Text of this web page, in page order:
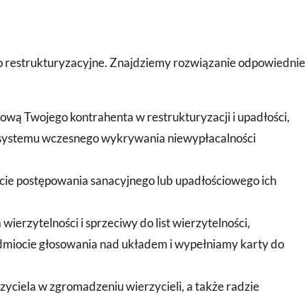
restrukturyzacyjne. Znajdziemy rozwiązanie odpowiednie
Twojego kontrahenta w restrukturyzacji i upadłości,
wczesnego wykrywania niewypłacalności
postępowania sanacyjnego lub upadłościowego ich
wierzytelności i sprzeciwy do list wierzytelności,
głosowania nad układem i wypełniamy karty do
w zgromadzeniu wierzycieli, a także radzie